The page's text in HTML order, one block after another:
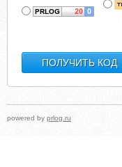
powered by prlog.ru